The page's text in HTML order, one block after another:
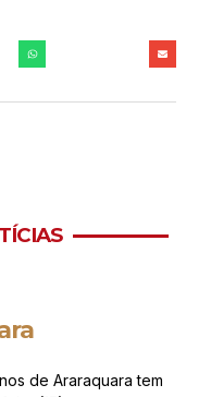
de Araraquara tem